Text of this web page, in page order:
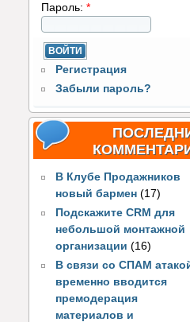
Пароль: *
Регистрация
Забыли пароль?
В Клубе Продажников
новый бармен (17)
Подскажите CRM для
небольшой монтажной
организации (16)
В связи со СПАМ
временно вводится
премодерация
материалов и